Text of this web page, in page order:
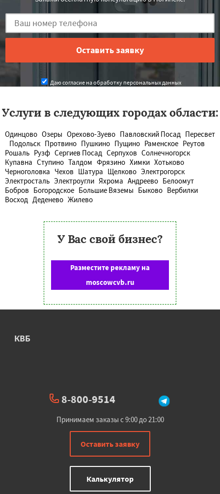
Даю согласие на обработку персональных данных
Услуги в следующих городах области:
Одинцово Озеры Орехово-Зуево Павловский Посад Пересвет
Подольск Протвино Пушкино Пущино Раменское Реутов
Рошаль Рузф Сергиев Посад Серпухов Солнечногорск
Купавна Ступино Талдом Фрязино Химки Хотьково
Черноголовка Чехов Шатура Щелково Электрогорск
Электросталь Электроугли Яхрома Андреево Белоомут
Бобров Богородское Большие Вяземы Быково Вербилки
Восход Деденево Жилево
У Вас свой бизнес?
Разместите рекламу на
moscowcvb.ru
КВБ
8-800-9514
Принимаем заказы с 9:00 до 21:00
Оставить заявку
Калькулятор